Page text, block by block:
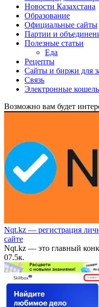
Новости Казахстана
Образование
Официальные сайты
Партии и
Полезные статьи
Еда
Рецепты
Сайты и биржи для
Связь
Электронные
Возможно вам будет
Nqt.kz — регистрация
сайте
Nqt.kz — это главный
07.5к.